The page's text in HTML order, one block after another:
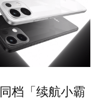
档「续航小霸